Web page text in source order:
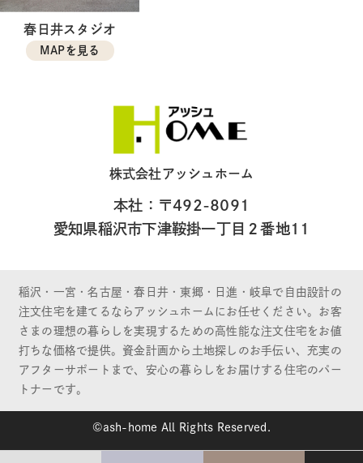
春日井スタジオ
MAPを見る
株式会社アッシュホーム
本社：〒492-8091
愛知県稲沢市下津鞍掛一丁目２番地11
稲沢・一宮・名古屋・春日井・東郷・日進・岐阜で自由設計の
注文住宅を建てるならアッシュホームにお任せください。お客
さまの理想の暮らしを実現するための高性能な注文住宅をお値
打ちな価格で提供。資金計画から土地探しのお手伝い、充実の
アフターサポートまで、安心の暮らしをお届けする住宅のパー
トナーです。
©ash-home All Rights Reserved.